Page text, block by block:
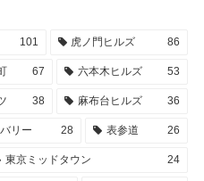
101 虎ノ門ヒルズ 86
67 六本木ヒルズ 53
38 麻布台ヒルズ 36
リー 28 表参道 26
東京ミッドタウン 24